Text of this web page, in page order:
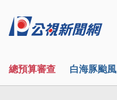
總預算審查 白海豚颱風